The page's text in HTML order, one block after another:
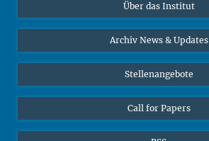
Online-Vorträge
Interviews zum Thema "Diversity"
Über das Institut
Archiv News & Updates
Stellenangebote
Call for Papers